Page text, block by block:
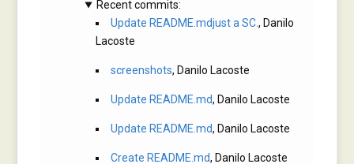
Recent commits:
Update README.mdjust a SC., Danilo
Lacoste
screenshots, Danilo Lacoste
Update README.md, Danilo Lacoste
Update README.md, Danilo Lacoste
Create README.md, Danilo Lacoste